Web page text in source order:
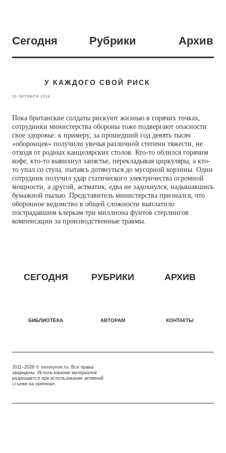
Сегодня Рубрики Архив
У КАЖДОГО СВОЙ РИСК
30 ОКТЯБРЯ 2016
Пока британские солдаты рискуют жизнью в горячих точках,
сотрудники министерства обороны тоже подвергают опасности
свое здоровье: к примеру, за прошедший год девять тысяч
«оборонцев» получили увечья различной степени тяжести, не
отходя от родных канцелярских столов. Кто-то облился горячим
кофе, кто-то вывихнул запястье, перекладывая циркуляры, а кто-
то упал со стула, пытаясь дотянуться до мусорной корзины. Один
сотрудник получил удар статического электричества огромной
мощности, а другой, астматик, едва не задохнулся, надышавшись
бумажной пылью. Представитель министерства признался, что
оборонное ведомство в общей сложности выплатило
пострадавшим клеркам три миллиона фунтов стерлингов
компенсации за производственные травмы.
СЕГОДНЯ РУБРИКИ АРХИВ
БИБЛИОТЕКА АВТОРАМ КОНТАКТЫ
2011–2026 © semeynoe.ru. Все права
защищены. Использование материалов
разрешается при использовании активной
ссылки на оригинал.